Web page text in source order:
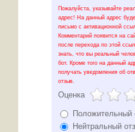
Пожалуйста, указывайте
адрес! На данный адрес
письмо с активационной
Комментарий появится на
после перехода по этой
знать, что вы реальный
бот. Кроме того на данный
получать уведомления об
отзыв.
Оценка
Положительный
Нейтральный